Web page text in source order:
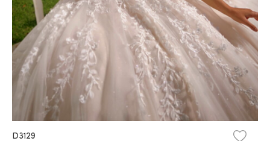
D3129